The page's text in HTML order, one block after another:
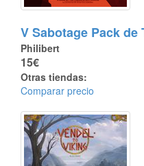
V Sabotage Pack
Philibert
15€
Otras tiendas:
Comparar precio